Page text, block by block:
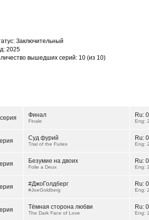
Заключительный
2025
вышедших серий: 10 (из 10)
Финал
Finale
Ru:
Eng:
Суд фурий
Trial of the Furies
Ru:
Eng:
Безумие на двоих
Folie a Deux
Ru:
Eng:
#ДжоГолдберг
#JoeGoldberg
Ru:
Eng:
Тёмная сторона любви
The Dark Face of Love
Ru:
Eng: